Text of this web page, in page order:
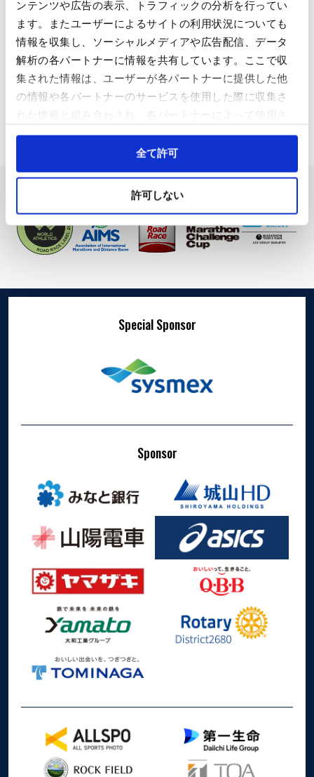
ンテンツや広告の表示、トラフィックの分析を行ってい
ます。またユーザーによるサイトの利用状況についても
情報を収集し、ソーシャルメディアや広告配信、データ
解析の各パートナーに情報を共有しています。ここで収
集された情報は、ユーザーが各パートナーに提供した他
の情報や各パートナーのサービスを使用した際に収集さ
れることがあります。
Cookieを許可しない場合、ウェブサイト上のすべての機
能やコンテンツに完全にアクセスできなくなる可能性が
全て許可
許可しない
提携マラソン大会
交流マラソン大会
Special Sponsor
Sponsor